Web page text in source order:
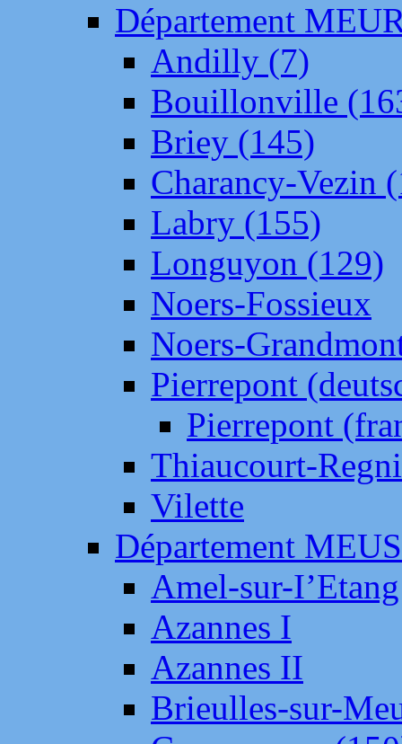
Département
Andilly (7)
Bouillonville
Briey (145)
Charancy-Vezin
Labry (155)
Longuyon (129)
Noers-Fossieux
Noers-
Pierrepont
Pierrepont
Thiaucourt-
Vilette
Département
Amel-sur-
Azannes I
Azannes II
Brieulles-sur-